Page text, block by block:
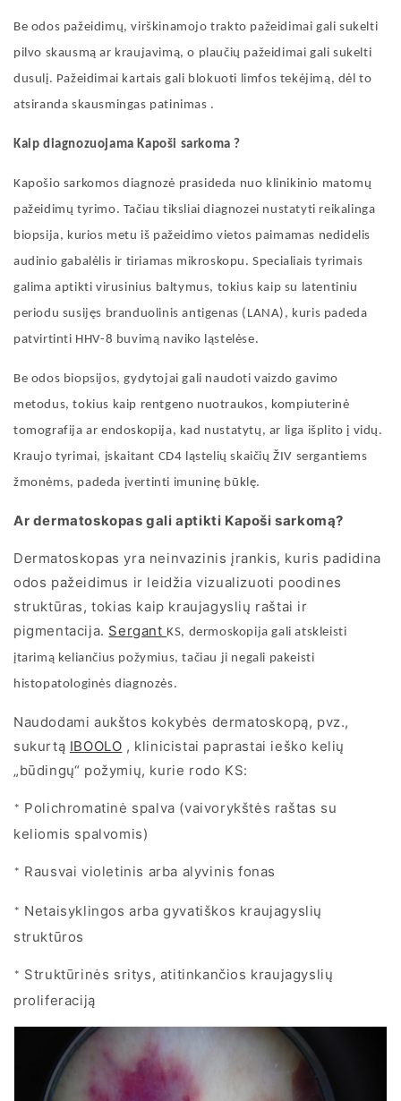
Be odos pažeidimų, virškinamojo trakto pažeidimai gali sukelti
pilvo skausmą ar kraujavimą, o plaučių pažeidimai gali sukelti
dusulį. Pažeidimai kartais gali blokuoti limfos tekėjimą, dėl to
atsiranda skausmingas patinimas .
Kaip diagnozuojama Kapoši sarkoma ?
Kapošio sarkomosdiagnozė prasideda nuo klinikinio matomų
pažeidimų tyrimo. Tačiau tiksliai diagnozei nustatyti reikalinga
biopsija, kurios metu iš pažeidimo vietos paimamas nedidelis
audinio gabalėlis ir tiriamas mikroskopu. Specialiais tyrimais
galima aptikti virusinius baltymus, tokius kaip su latentiniu
periodu susijęs branduolinis antigenas (LANA), kuris padeda
patvirtinti HHV-8 buvimą naviko ląstelėse.
Be odos biopsijos, gydytojai gali naudoti vaizdo gavimo
metodus, tokius kaip rentgeno nuotraukos, kompiuterinė
tomografija ar endoskopija, kad nustatytų, ar liga išplito į vidų.
Kraujo tyrimai, įskaitant CD4 ląstelių skaičių ŽIV sergantiems
žmonėms, padeda įvertinti imuninę būklę.
Ar dermatoskopas gali aptikti Kapoši sarkomą?
Dermatoskopasyra neinvazinis įrankis, kuris padidina
odos pažeidimus ir leidžia vizualizuoti poodines
struktūras, tokias kaip kraujagyslių raštai ir
pigmentacija. Sergant KS, dermoskopija gali atskleisti
įtarimą keliančius požymius, tačiau ji negali pakeisti
histopatologinės diagnozės.
Naudodami aukštos kokybės dermatoskopą, pvz.,
sukurtą IBOOLO , klinicistai paprastai ieško kelių
„būdingų“ požymių, kurie rodo KS:
* Polichromatinė spalva (vaivorykštės raštas su
keliomis spalvomis)
* Rausvai violetinis arba alyvinis fonas
* Netaisyklingos arba gyvatiškos kraujagyslių
struktūros
* Struktūrinės sritys, atitinkančios kraujagyslių
proliferaciją